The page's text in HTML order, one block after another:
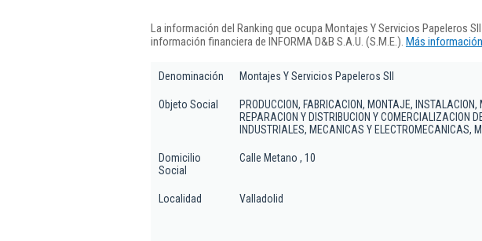
La información del Ranking que ocupa Montajes Y Servicios Papeleros
información financiera de INFORMA D&B S.A.U. (S.M.E.). Más
Denominación Montajes Y Servicios Papeleros Sll
Objeto Social
PRODUCCION, FABRICACION, MONTAJE,
REPARACION Y DISTRIBUCION Y COMERCIALIZACION
INDUSTRIALES, MECANICAS Y ELECTROMECANICAS,
Domicilio
Social
Calle Metano , 10
Localidad Valladolid